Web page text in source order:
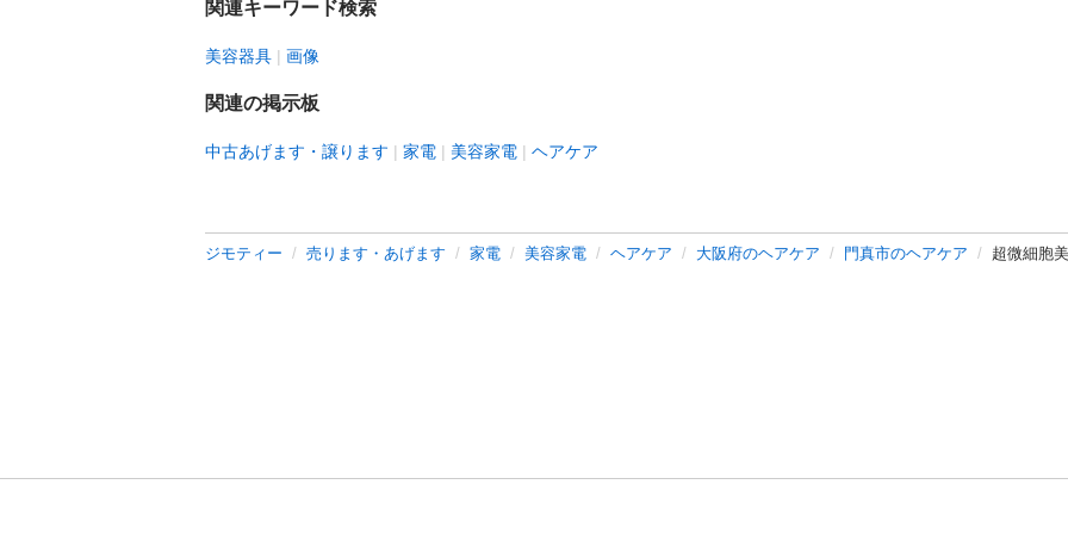
関連キーワード検索
美容器具 画像
関連の掲示板
中古あげます・譲ります 家電 美容家電 ヘアケア
ジモティー 売ります・あげます 家電 美容家電 ヘアケア 大阪府のヘアケア 門真市のヘアケア 超微細胞